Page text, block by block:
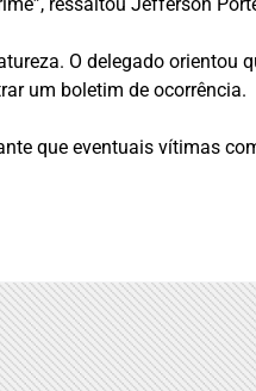
O delegado orientou
um boletim de ocorrência.
que eventuais vítimas